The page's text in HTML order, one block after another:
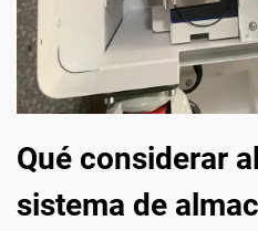
Qué considerar
sistema de